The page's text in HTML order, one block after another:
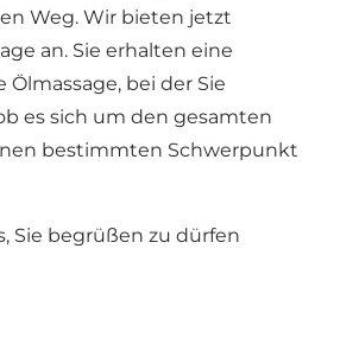
Weg. Wir bieten jetzt
an. Sie erhalten eine
bei der Sie
es sich um den gesamten
bestimmten Schwerpunkt
Sie begrüßen zu dürfen